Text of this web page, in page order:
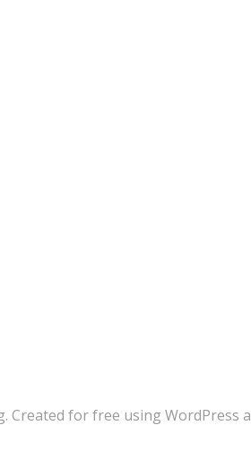
Created for free using WordPress